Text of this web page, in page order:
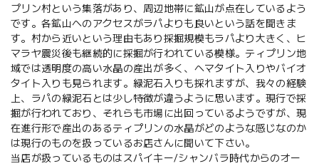
プリン村という集落があり、周辺地帯に鉱山が点在しているよう
です。各鉱山へのアクセスがラパよりも良いという話を聞きま
す。村から近いという理由もあり採掘規模もラパより大きく、ヒ
マラヤ震災後も継続的に採掘が行われている模様。ティプリン地
域では透明度の高い水晶の産出が多く、ヘマタイト入りやバイオ
タイト入りも見られます。緑泥石入りも採れますが、我々の経験
上、ラパの緑泥石とは少し特徴が違うように思います。現行で採
掘が行われており、それらも市場に出回っているようですが、現
在進行形で産出のあるティプリンの水晶がどのような感じなのか
は現行のものを扱っているお店さんに聞いて下さい。
当店が扱っているものはスパイキー/シャンバラ時代からのオー